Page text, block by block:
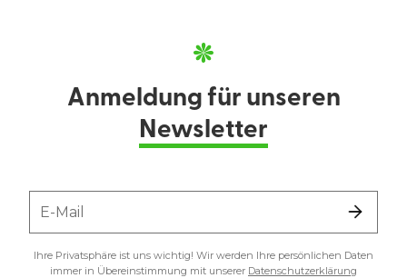
Anmeldung für unseren
Newsletter
E-Mail
Ihre Privatsphäre ist uns wichtig! Wir werden Ihre persönlichen Daten
immer in Übereinstimmung mit unserer Datenschutzerklärung